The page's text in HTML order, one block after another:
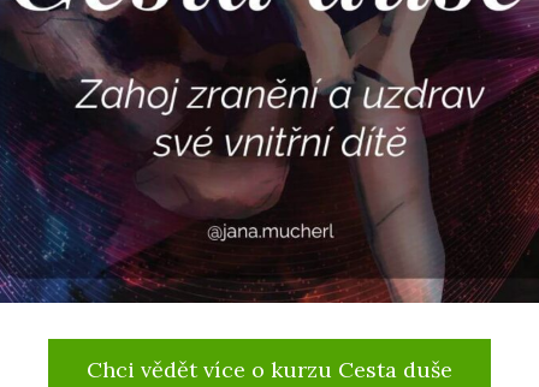
Chci vědět více o kurzu Cesta duše